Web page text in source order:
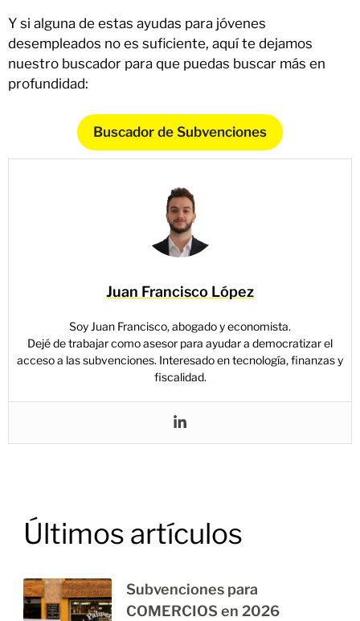
Y si alguna de estas ayudas para jóvenes
desempleados no es suficiente, aquí te dejamos
nuestro buscador para que puedas buscar más en
profundidad:
Buscador de Subvenciones
Juan Francisco López
Soy Juan Francisco, abogado y economista.
Dejé de trabajar como asesor para ayudar a democratizar el
acceso a las subvenciones. Interesado en tecnología, finanzas y
fiscalidad.
Últimos artículos
Subvenciones para
COMERCIOS en 2026